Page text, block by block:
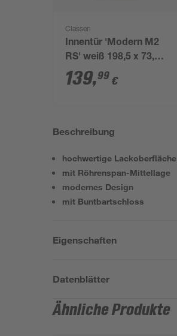
Classen
Innentür 'Modern M2
RS' weiß 198,5 x 73,5
cm, Linksanschlag
139,99 €
Beschreibung
hochwertige Lackoberfläche
mit Röhrenspan-Mittellage
modernes Design
mit Buntbartschloss
Eigenschaften
Datenblätter
Ähnliche Produkte